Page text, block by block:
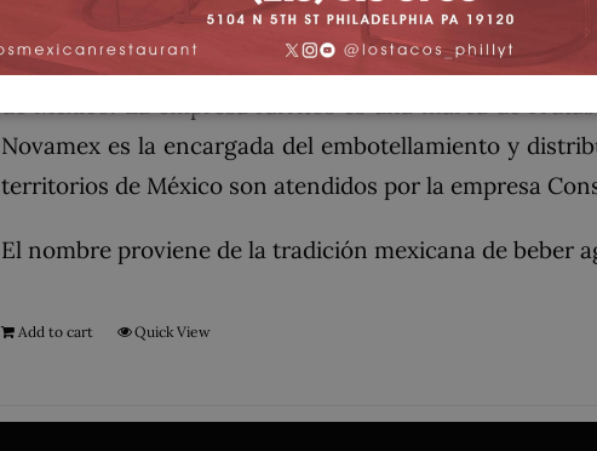
Jarritos es una marca de refresco en México fundada
de México. La empresa Jarritos es una marca de
Novamex es la encargada del embotellamiento y
territorios de México son atendidos por la empresa
El nombre proviene de la tradición mexicana de beber
Add to cart Quick View